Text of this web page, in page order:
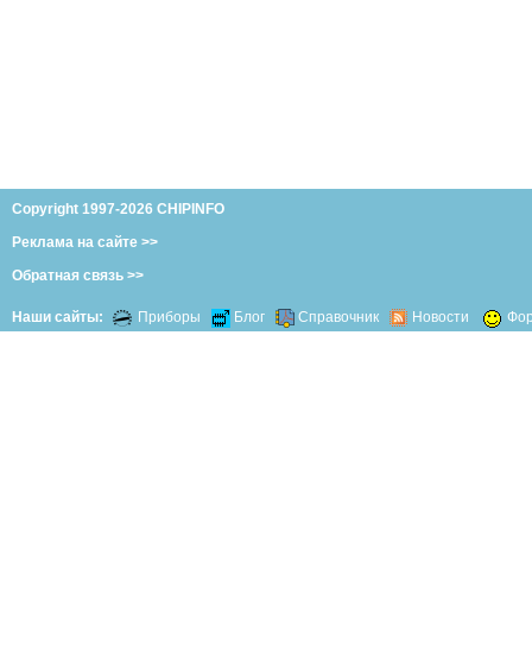
Copyright 1997-2026 CHIPINFO
Реклама на сайте >>
Обратная связь >>
Наши сайты: Приборы Блог Справочник Новости